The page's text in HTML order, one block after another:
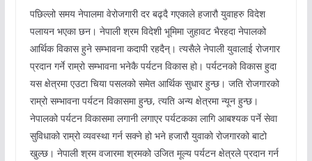
पछिल्लो समय नेपालमा वेरोजगारी दर बढ्दै गएकाले हजारौ युवाहरु विदेश
पलायन भएका छन। नेपाली श्रम विदेशी भूमिमा जुहावट भैरहदा नेपालको
आर्थिक विकास हुने सम्भावना कदापी रहदैन्। त्यसैले नेपाली युवालाई रोजगार
प्रदान गर्ने राम्रो सम्भावना भनेकै पर्यटन विकास हो। पर्यटनको विकास हुदा
यस क्षेत्रमा एउटा चिया पसलको समेत आर्थिक सुधार हुन्छ। जति रोजगारको
राम्रो सम्भावना पर्यटन विकासमा हुन्छ, त्यति अन्य क्षेत्रमा न्यून हुन्छ।
नेपालको पर्यटन विकासमा लगानी लगाएर पर्यटकका लागि आबश्यक पर्ने सेवा
सुविधाको राम्रो व्यवस्था गर्न सक्ने हो भने हजारौ युवाको रोजगारको बाटो
खुल्छ। नेपाली श्रम वजारमा श्रमको उजित मूल्य पर्यटन क्षेत्रले प्रदान गर्न